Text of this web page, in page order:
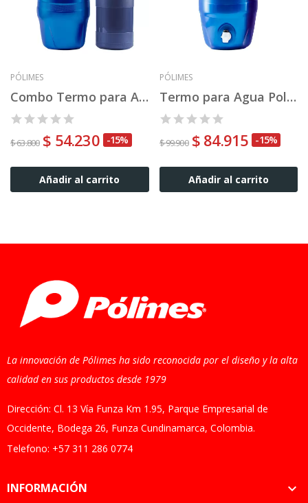
PÓLIMES
Combo Termo para Agua Poli-Ther 1,6 + TL01
$ 63.800 $ 54.230 -15%
Añadir al carrito
PÓLIMES
Termo para Agua Poli-Ther 4,3
$ 99.900 $ 84.915 -15%
Añadir al carrito
La innovación de Pólimes ha sido reconocida por el diseño y la alta
calidad en sus productos desde 1979
Dirección: Cl. 13 Vía Funza Km 1.95, Parque Empresarial de
Occidente, Bodega 26, Funza Cundinamarca, Colombia.
Telefono: +57 311 286 0774
INFORMACIÓN 